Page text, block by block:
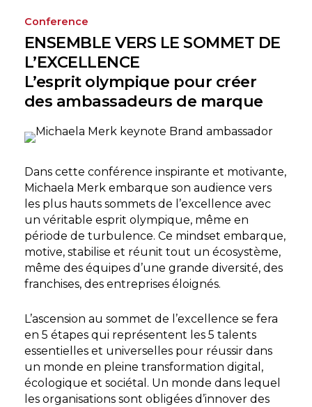
Conference
ENSEMBLE VERS LE SOMMET DE
L’EXCELLENCE
L’esprit olympique pour créer
des ambassadeurs de marque
Dans cette conférence inspirante et motivante,
Michaela Merk embarque son audience vers
les plus hauts sommets de l’excellence avec
un véritable esprit olympique, même en
période de turbulence. Ce mindset embarque,
motive, stabilise et réunit tout un écosystème,
même des équipes d’une grande diversité, des
franchises, des entreprises éloignés.
L’ascension au sommet de l’excellence se fera
en 5 étapes qui représentent les 5 talents
essentielles et universelles pour réussir dans
un monde en pleine transformation digital,
écologique et sociétal. Un monde dans lequel
les organisations sont obligées d’innover des